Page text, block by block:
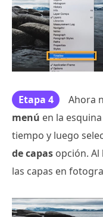
Etapa 4
Ahora
menú en la
tiempo y luego
de capas opción.
las capas en